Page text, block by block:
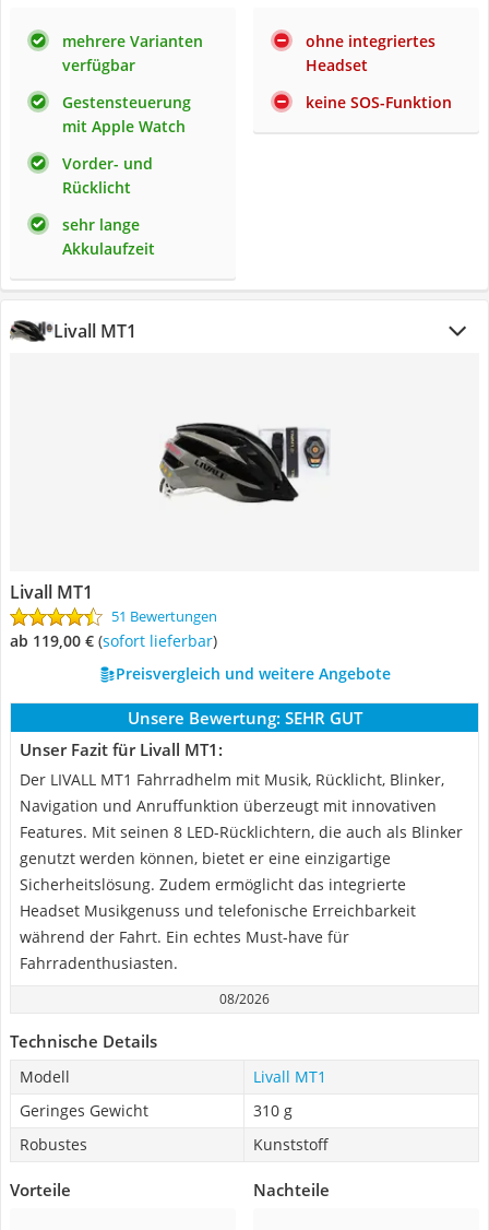
mehrere Varianten
verfügbar
Gestensteuerung
mit Apple Watch
Vorder- und
Rücklicht
sehr lange
Akkulaufzeit
ohne integriertes
Headset
keine SOS-Funktion
Livall MT1
Livall MT1
51 Bewertungen
ab 119,00 € ( Sofort lieferbar)
Preisvergleich und weitere Angebote
Unsere Bewertung: SEHR GUT
Unser Fazit für Livall MT1:
Der LIVALL MT1 Fahrradhelm mit Musik, Rücklicht, Blinker,
Navigation und Anruffunktion überzeugt mit innovativen
Features. Mit seinen 8 LED-Rücklichtern, die auch als Blinker
genutzt werden können, bietet er eine einzigartige
Sicherheitslösung. Zudem ermöglicht das integrierte
Headset Musikgenuss und telefonische Erreichbarkeit
während der Fahrt. Ein echtes Must-have für
Fahrradenthusiasten.
08/2026
Technische Details
Modell
Livall MT1
Geringes Gewicht
310 g
Robustes
Kunststoff
Vorteile Nachteile